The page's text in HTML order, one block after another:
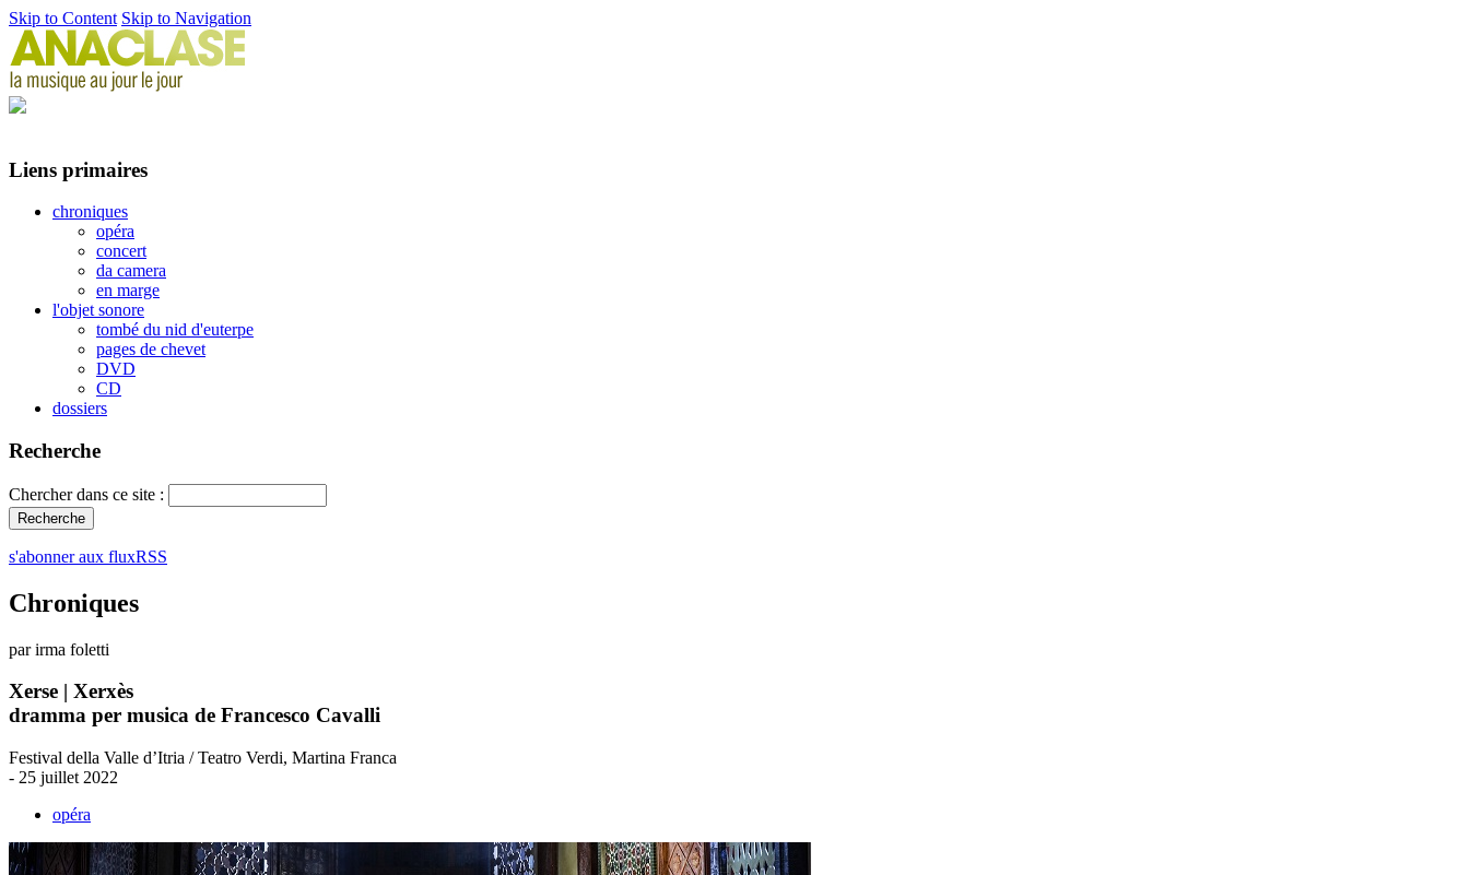
Skip to Content Skip to Navigation
Liens primaires
chroniques
opéra
concert
da camera
en marge
l'objet sonore
tombé du nid d'euterpe
pages de chevet
DVD
CD
dossiers
Recherche
Chercher dans ce site :
s'abonner aux fluxRSS
Chroniques
par irma foletti
Xerse | Xerxès
dramma per musica de Francesco Cavalli
Festival della Valle d’Itria / Teatro Verdi, Martina Franca
- 25 juillet 2022
opéra